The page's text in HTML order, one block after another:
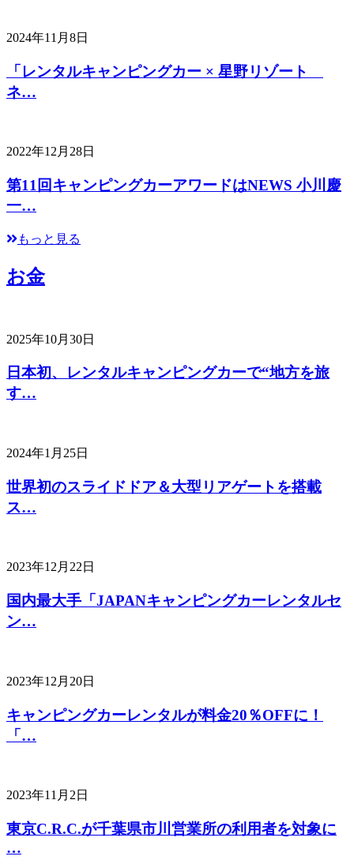
2024年11月8日
「レンタルキャンピングカー × 星野リゾート
ネ…
2022年12月28日
第11回キャンピングカーアワードはNEWS 小川慶
一…
もっと見る
お金
2025年10月30日
日本初、レンタルキャンピングカーで“地方を旅
す…
2024年1月25日
世界初のスライドドア＆大型リアゲートを搭載
ス…
2023年12月22日
国内最大手「JAPANキャンピングカーレンタルセ
ン…
2023年12月20日
キャンピングカーレンタルが料金20％OFFに！
「…
2023年11月2日
東京C.R.C.が千葉県市川営業所の利用者を対象に
…